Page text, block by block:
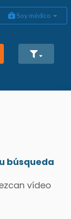
Soy médico
búsqueda
vídeo